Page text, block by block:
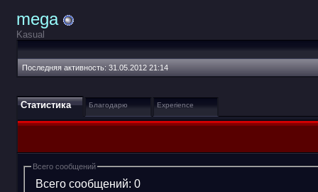
mega
Kasual
Последняя активность: 31.05.2012 21:14
Статистика Благодарю Experience
Всего сообщений
Всего сообщений: 0